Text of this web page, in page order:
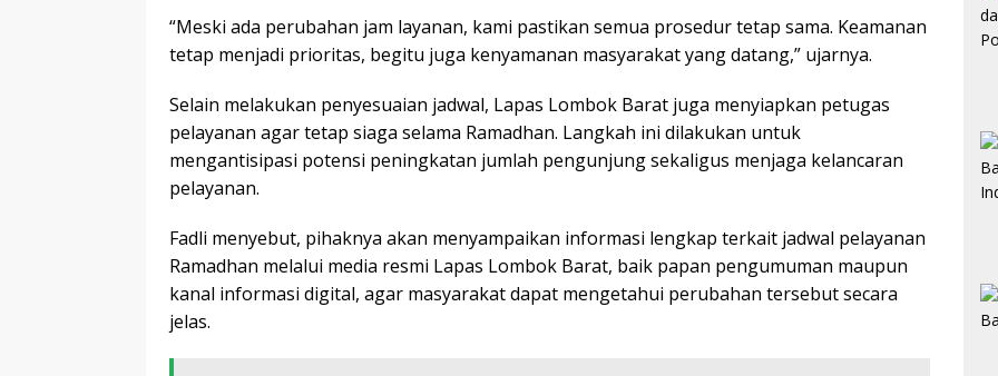
“Meski ada perubahan jam layanan, kami pastikan semua prosedur tetap sama. Keamanan
tetap menjadi prioritas, begitu juga kenyamanan masyarakat yang datang,” ujarnya.
Selain melakukan penyesuaian jadwal, Lapas Lombok Barat juga menyiapkan petugas
pelayanan agar tetap siaga selama Ramadhan. Langkah ini dilakukan untuk
mengantisipasi potensi peningkatan jumlah pengunjung sekaligus menjaga kelancaran
pelayanan.
Fadli menyebut, pihaknya akan menyampaikan informasi lengkap terkait jadwal pelayanan
Ramadhan melalui media resmi Lapas Lombok Barat, baik papan pengumuman maupun
kanal informasi digital, agar masyarakat dapat mengetahui perubahan tersebut secara
jelas.